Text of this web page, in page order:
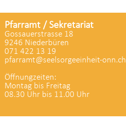
Pfarramt / Sekretariat
Gossauerstrasse 18
9246 Niederbüren
071 422 13 19
pfarramt@seelsorgeeinheit-onn.ch
Öffnungzeiten:
Montag bis Freitag
08.30 Uhr bis 11.00 Uhr